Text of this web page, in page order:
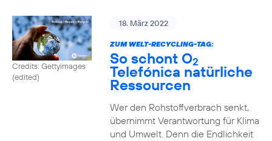
Credits: Gettyimages
(edited)
18. März 2022
ZUM WELT-RECYCLING-TAG:
So schont O2
Telefónica natürliche
Ressourcen
Wer den Rohstoffverbrach senkt,
übernimmt Verantwortung für Klima
und Umwelt. Denn die Endlichkeit